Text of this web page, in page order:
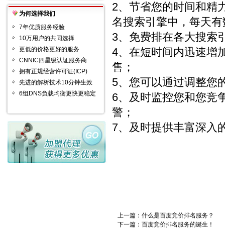
为何选择我们
7年优质服务经验
10万用户的共同选择
更低的价格更好的服务
CNNIC四星级认证服务商
拥有正规经营许可证(ICP)
先进的解析技术10分钟生效
6组DNS负载均衡更快更稳定
2、节省您的时间和精
名搜索引擎中，每天
3、免费排在各大搜索
4、在短时间内迅速增
售；
5、您可以通过调整您
6、及时监控您和您竞
警；
7、及时提供丰富深入
上一篇： 什么是百度竞价排名服务？
下一篇： 百度竞价排名服务的诞生！